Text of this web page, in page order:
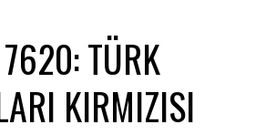
TÜRK
KIRMIZISI